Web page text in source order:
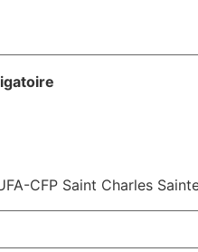
CFP Saint Charles